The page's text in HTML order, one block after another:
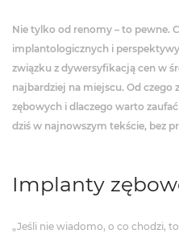
Nie tylko od renomy – to pewne.
implantologicznych i
związku z dywersyfikacją cen w
najbardziej na miejscu. Od czego
zębowych i dlaczego warto
dziś w najnowszym tekście, bez
Implanty
„Jeśli nie wiadomo, o co chodzi,